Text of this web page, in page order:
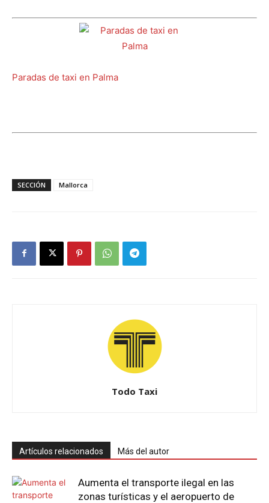
Paradas de taxi en Palma
SECCIÓN Mallorca
Todo Taxi
Artículos relacionados Más del autor
Aumenta el transporte ilegal en las
zonas turísticas y el aeropuerto de